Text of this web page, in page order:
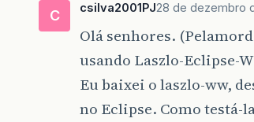
C csilva2001PJ28 de dezembro
Olá senhores.
usando Laszlo-Eclipse-
Eu baixei o laszlo-ww,
no Eclipse. Como testá-